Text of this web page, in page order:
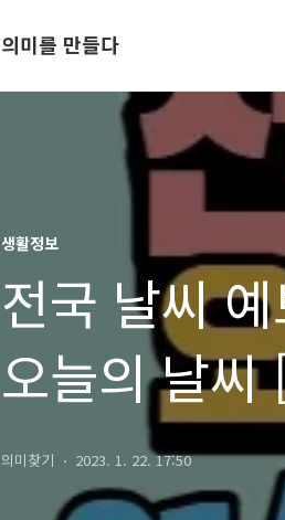
의미를 만들다
생활정보
전국 날씨
오늘의 날
의미찾기 2023. 1. 22. 17:50